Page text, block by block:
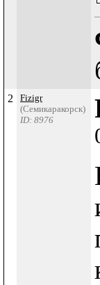
2
Fizigr
(Семикаракорск)
ID: 8976